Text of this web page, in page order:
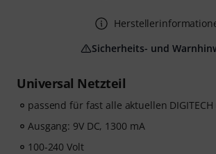
Universal Netzteil
passend für fast alle aktuellen
Ausgang: 9V DC, 1300 mA
100-240 Volt
Sicherheits- und